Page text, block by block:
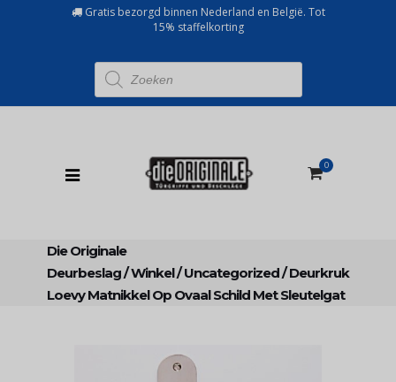
Gratis bezorgd binnen Nederland en België. Tot
15% staffelkorting
Producten
zoeken
0
Die Originale
Deurbeslag/Winkel/Uncategorized/Deurkruk
Loevy Matnikkel Op Ovaal Schild Met Sleutelgat